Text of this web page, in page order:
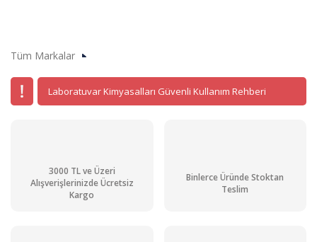
Tüm Markalar
Laboratuvar Kimyasalları Güvenli Kullanım Rehberi
3000 TL ve Üzeri
Alışverişlerinizde Ücretsiz
Kargo
Binlerce Üründe Stoktan
Teslim